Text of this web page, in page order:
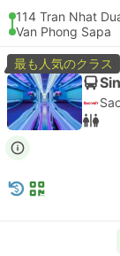
114 Tran Nhat
Van Phong Sapa
最も人気のクラス